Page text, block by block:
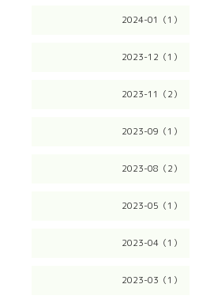
2024-01（1）
2023-12（1）
2023-11（2）
2023-09（1）
2023-08（2）
2023-05（1）
2023-04（1）
2023-03（1）